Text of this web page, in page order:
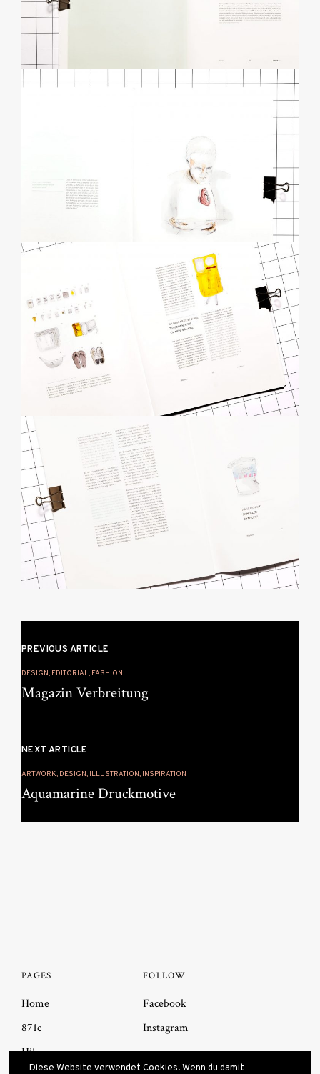
PREVIOUS ARTICLE
DESIGN, EDITORIAL, FASHION
Magazin Verbreitung
NEXT ARTICLE
ARTWORK, DESIGN, ILLUSTRATION, INSPIRATION
Aquamarine Druckmotive
PAGES
Home
871c
Hi!
FOLLOW
Facebook
Instagram
Diese Website verwendet Cookies. Wenn du damit